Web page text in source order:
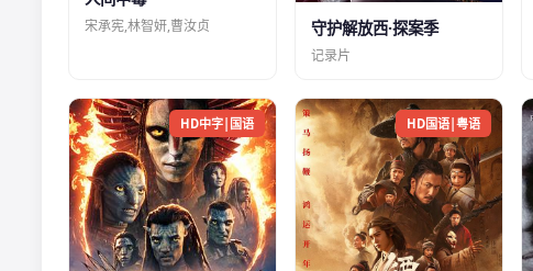
宋承宪,林智妍,曹汝贞 守护解放西·探案季
记录片
HD中字|国语 HD国语|粤语